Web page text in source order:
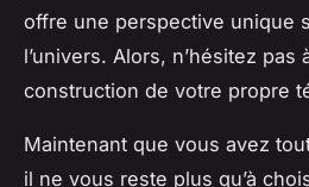
offre une perspective unique
l’univers. Alors, n’hésitez pas
construction de votre propre
Maintenant que vous avez
il ne vous reste plus qu’à